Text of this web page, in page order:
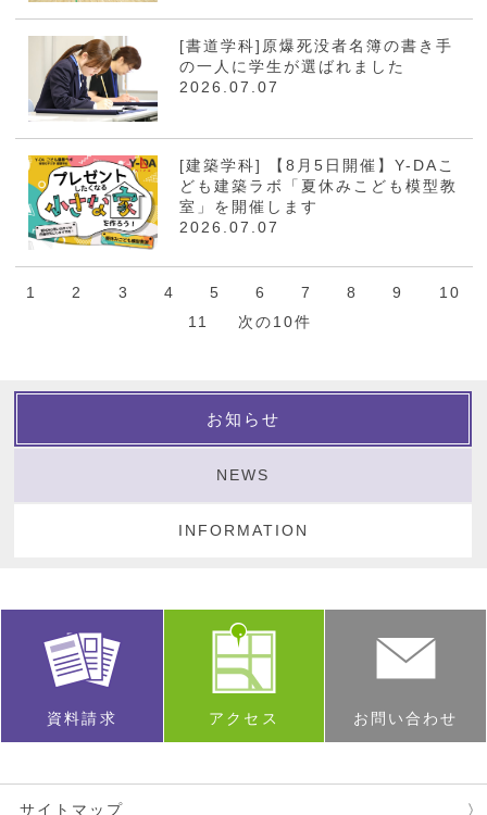
[書道学科]原爆死没者名簿の書き手
の一人に学生が選ばれました
2026.07.07
[建築学科] 【8月5日開催】Y-DAこ
ども建築ラボ「夏休みこども模型教
室」を開催します
2026.07.07
1 2 3 4 5 6 7 8 9
10
11
次の10件
お知らせ
NEWS
INFORMATION
資料請求 アクセス お問い合わせ
サイトマップ